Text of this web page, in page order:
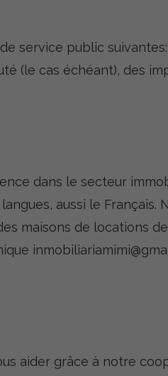
service public suivantes:
(le cas échéant), des
dans le secteur
aussi le Français.
maisons de locations
aider grâce à notre